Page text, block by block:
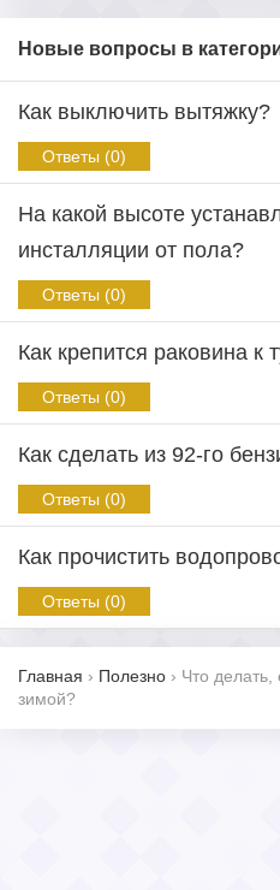
Новые вопросы в
Как выключить вытяжку?
Ответы (0)
На какой высоте
инсталляции от пола?
Ответы (0)
Как крепится раковина к
Ответы (0)
Как сделать из 92-го
Ответы (0)
Как прочистить
Ответы (0)
Главная › Полезно › Что делать,
зимой?